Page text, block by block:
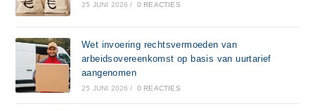
25 JUNI 2026 / 0 REACTIES
Wet invoering rechtsvermoeden van
arbeidsovereenkomst op basis van uurtarief
aangenomen
25 JUNI 2026 / 0 REACTIES